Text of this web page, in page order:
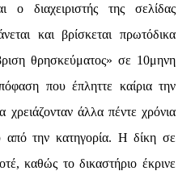
ο διαχειριστής της σελίδας
και βρίσκεται πρωτόδικα
θρησκεύματος» σε 10μηνη
που έπληττε καίρια την
άλλα πέντε χρόνια
από την κατηγορία. Η δίκη σε
καθώς το δικαστήριο έκρινε